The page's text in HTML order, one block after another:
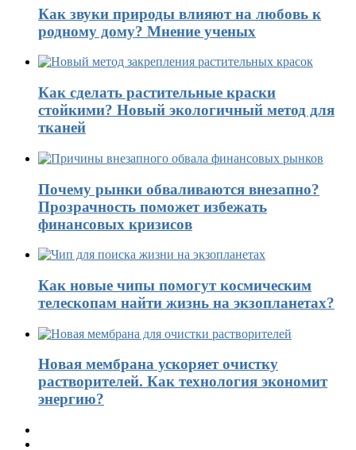
Как звуки природы влияют на любовь к
родному дому? Мнение ученых
Как сделать растительные краски
стойкими? Новый экологичный метод для
тканей
Почему рынки обваливаются внезапно?
Прозрачность поможет избежать
финансовых кризисов
Как новые чипы помогут космическим
телескопам найти жизнь на экзопланетах?
Новая мембрана ускоряет очистку
растворителей. Как технология экономит
энергию?